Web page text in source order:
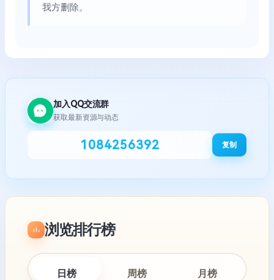
我方删除。
加入QQ交流群
获取最新资源与动态
1084256392 复制
浏览排行榜
日榜 周榜 月榜